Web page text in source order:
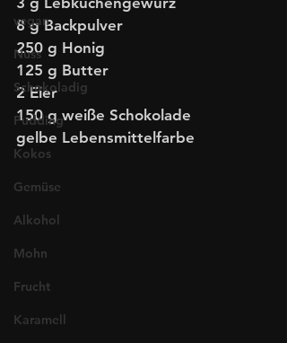
vegan
Nuss
Schokoladig
Pudding
Kokos
Gemüse
Alkohol
Mohn
Frucht
Karamell
8 g Backpulver
250 g Honig
125 g Butter
2 Eier
150 g weiße Schokolade
gelbe Lebensmittelfarbe